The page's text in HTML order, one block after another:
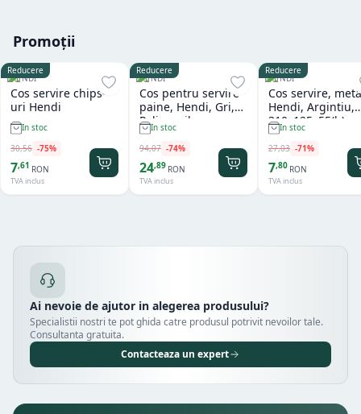
Promoții
Reducere
HENDI
Cos servire chips-
uri Hendi
In stoc
30,56 -75%
7,61 RON
TVA inclus
Reducere
HENDI
Cos pentru servire
paine, Hendi, Gri,
Polipropilena,
design impletit tip
ratan, ø370x(h)120
mm
In stoc
94,07 -74%
24,89 RON
TVA inclus
Reducere
HENDI
Cos servire,
Hendi, Argintiu,
In stoc
27,03 -71%
7,80 RON
TVA inclus
Ai nevoie de ajutor in alegerea produsului?
Specialistii nostri te pot ghida catre produsul potrivit nevoilor tale.
Consultanta gratuita.
Contacteaza un expert